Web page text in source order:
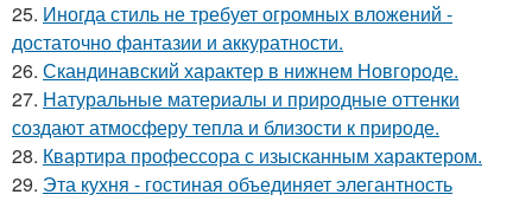
25. Иногда стиль не требует огромных вложений -
достаточно фантазии и аккуратности.
26. Скандинавский характер в нижнем Новгороде.
27. Натуральные материалы и природные оттенки
создают атмосферу тепла и близости к природе.
28. Квартира профессора с изысканным характером.
29. Эта кухня - гостиная объединяет элегантность